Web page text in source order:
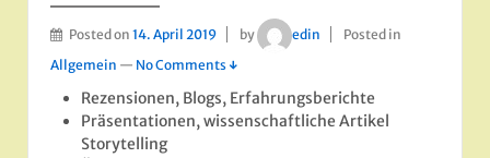
Posted on 14. April 2019 by edin
Posted in
Allgemein — No Comments ↓
Rezensionen, Blogs, Erfahrungsberichte
Präsentationen, wissenschaftliche Artikel
Storytelling